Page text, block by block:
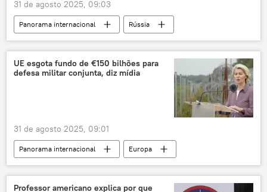
guerra
houthis
tensão regional
31 de agosto 2025, 09:03
Panorama internacional
Rússia
Xi Jinping
Vladimir Putin
Federação da Rússia
Organização de Cooperação de Xangai (SCO)
Organização para Cooperação de Xangai (OCX)
Ásia e Oceania
UE esgota fundo de €150 bilhões para
defesa militar conjunta, diz mídia
31 de agosto 2025, 09:01
Panorama internacional
Europa
Defesa
Ursula von der Leyen
França
Polônia
Financial Times
Professor americano explica por que